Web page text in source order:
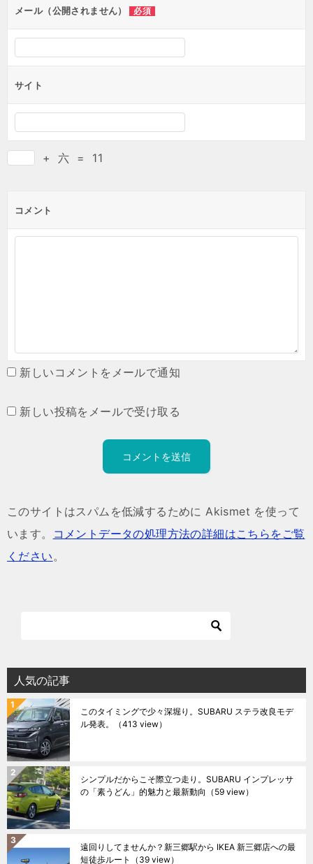
メール（公開されません） 必須
サイト
+ 六 = 11
コメント
新しいコメントをメールで通知
新しい投稿をメールで受け取る
このサイトはスパムを低減するために Akismet を使って
います。
コメントデータの処理方法の詳細はこちらをご覧
ください。
人気の記事
このタイミングで少々深堀り。SUBARU ステラ改良モデ
ル発表。
（413 view）
シンプルだからこそ際立つ走り。SUBARU インプレッサ
の「素うどん」的魅力と最新動向 （59 view）
遠回りしてませんか？新三郷駅から IKEA 新三郷店への最
短徒歩ルート
（39 view）